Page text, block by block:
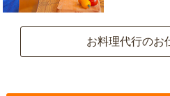
お料理代行のお